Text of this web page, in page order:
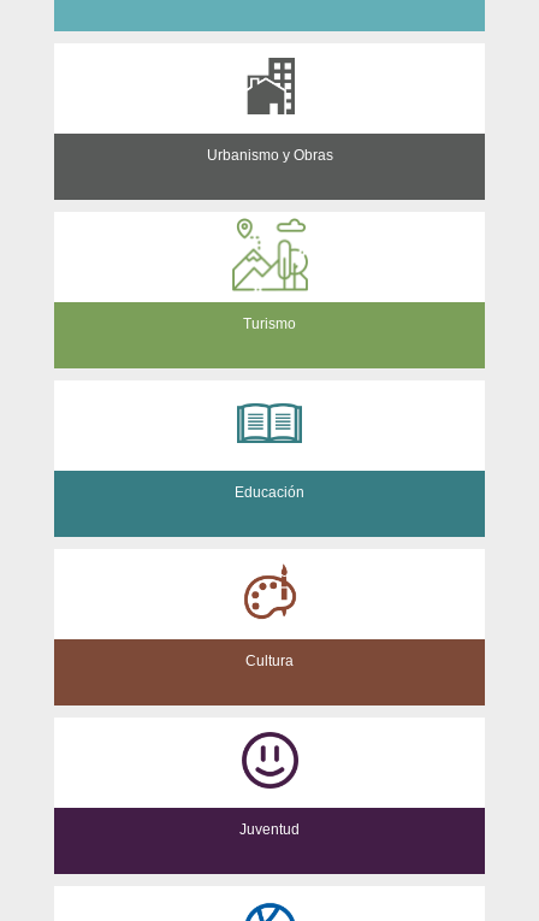
Urbanismo y Obras
Turismo
Educación
Cultura
Juventud